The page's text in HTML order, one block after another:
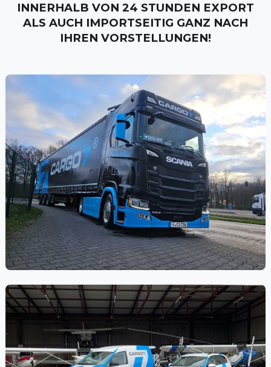
INNERHALB VON 24 STUNDEN EXPORT
ALS AUCH IMPORTSEITIG GANZ NACH
IHREN VORSTELLUNGEN!